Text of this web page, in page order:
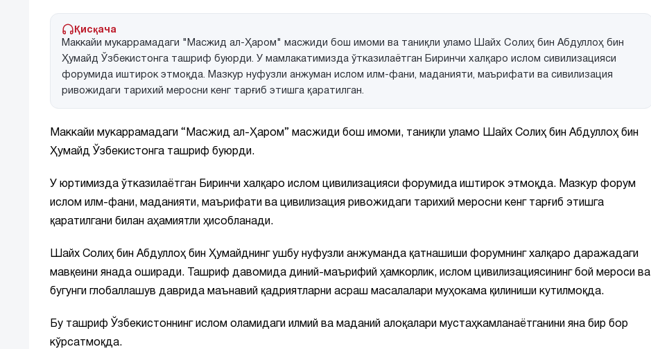
Қисқача
Маккайи мукаррамадаги "Масжид ал-Ҳаром" масжиди бош имоми ва таниқли уламо Шайх Солиҳ бин Абдуллоҳ бин
Ҳумайд Ўзбекистонга ташриф буюрди. У мамлакатимизда ўтказилаётган Биринчи халқаро ислом сивилизацияси
форумида иштирок этмоқда. Мазкур нуфузли анжуман ислом илм-фани, маданияти, маърифати ва сивилизация
ривожидаги тарихий меросни кенг тарғиб этишга қаратилган.
Маккайи мукаррамадаги “Масжид ал-Ҳаром” масжиди бош имоми, таниқли уламо Шайх Солиҳ бин Абдуллоҳ бин
Ҳумайд Ўзбекистонга ташриф буюрди.
У юртимизда ўтказилаётган Биринчи халқаро ислом цивилизацияси форумида иштирок этмоқда. Мазкур форум
ислом илм-фани, маданияти, маърифати ва цивилизация ривожидаги тарихий меросни кенг тарғиб этишга
қаратилгани билан аҳамиятли ҳисобланади.
Шайх Солиҳ бин Абдуллоҳ бин Ҳумайднинг ушбу нуфузли анжуманда қатнашиши форумнинг халқаро даражадаги
мавқеини янада оширади. Ташриф давомида диний-маърифий ҳамкорлик, ислом цивилизациясининг бой мероси ва
бугунги глобаллашув даврида маънавий қадриятларни асраш масалалари муҳокама қилиниши кутилмоқда.
Бу ташриф Ўзбекистоннинг ислом оламидаги илмий ва маданий алоқалари мустаҳкамланаётганини яна бир бор
кўрсатмоқда.